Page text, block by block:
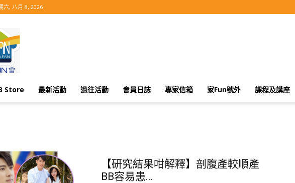
六, 八月 8, 2026
Store 最新活動 過往活動 會員日誌 專家信箱 家Fun號外 課程及講座
【研究結果咁解釋】剖腹產較順產
BB容易患...